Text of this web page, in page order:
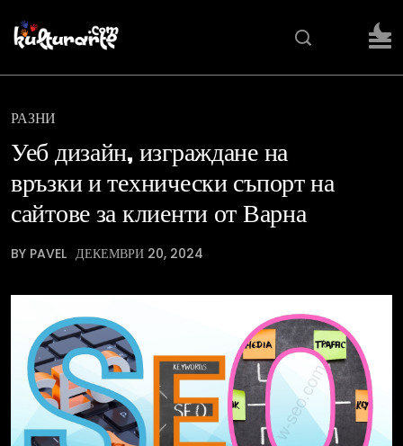
РАЗНИ
Уеб дизайн, изграждане на
връзки и технически съпорт на
сайтове за клиенти от Варна
BY PAVEL ДЕКЕМВРИ 20, 2024